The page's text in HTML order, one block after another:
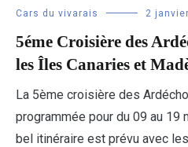
Cars du vivarais 2
5éme Croisière des
les Îles Canaries et
La 5ème croisière des
programmée pour du 09 au 19
bel itinéraire est prévu avec